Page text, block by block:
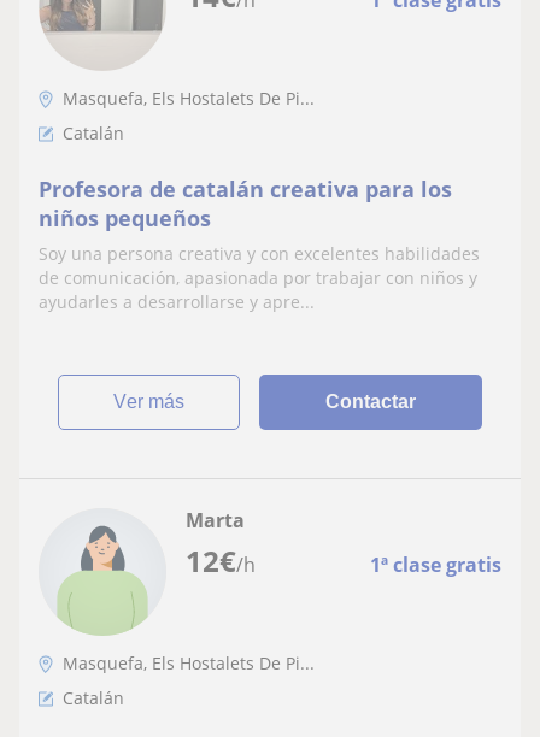
Masquefa, Els Hostalets De Pi...
Catalán
Profesora de catalán creativa para los
niños pequeños
Soy una persona creativa y con excelentes habilidades
de comunicación, apasionada por trabajar con niños y
ayudarles a desarrollarse y apre...
ver más Contactar
12€/h 1ª clase gratis
Marta
Masquefa, Els Hostalets De Pi...
Catalán